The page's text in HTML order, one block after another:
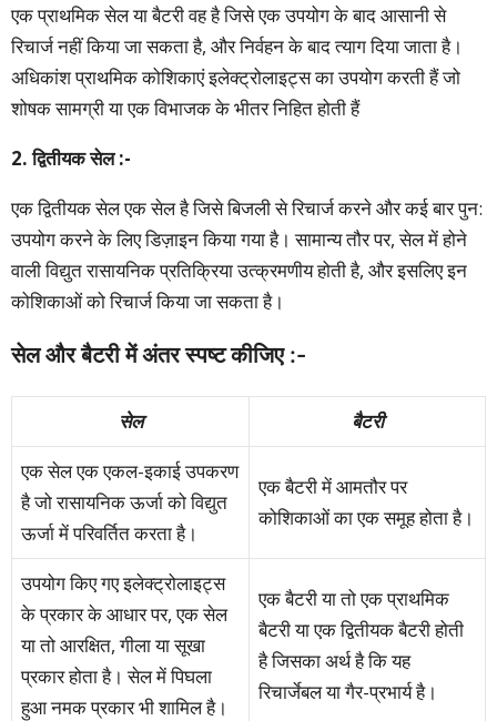
एक प्राथमिक सेल या बैटरी वह है जिसे एक उपयोग के बाद आसानी से
रिचार्ज नहीं किया जा सकता है, और निर्वहन के बाद त्याग दिया जाता है।
अधिकांश प्राथमिक कोशिकाएं इलेक्ट्रोलाइट्स का उपयोग करती हैं जो
शोषक सामग्री या एक विभाजक के भीतर निहित होती हैं
2. द्वितीयक सेल :-
एक द्वितीयक सेल एक सेल है जिसे बिजली से रिचार्ज करने और कई बार पुन:
उपयोग करने के लिए डिज़ाइन किया गया है। सामान्य तौर पर, सेल में होने
वाली विद्युत रासायनिक प्रतिक्रिया उत्क्रमणीय होती है, और इसलिए इन
कोशिकाओं को रिचार्ज किया जा सकता है।
सेल और बैटरी में अंतर स्पष्ट कीजिए :-
सेल
बैटरी
एक सेल एक एकल-इकाई उपकरण
है जो रासायनिक ऊर्जा को विद्युत
ऊर्जा में परिवर्तित करता है।
एक बैटरी में आमतौर पर
कोशिकाओं का एक समूह होता है।
उपयोग किए गए इलेक्ट्रोलाइट्स
के प्रकार के आधार पर, एक सेल
या तो आरक्षित, गीला या सूखा
प्रकार होता है। सेल में पिघला
हुआ नमक प्रकार भी शामिल है।
एक बैटरी या तो एक प्राथमिक
बैटरी या एक द्वितीयक बैटरी होती
है जिसका अर्थ है कि यह
रिचार्जेबल या गैर-प्रभार्य है।